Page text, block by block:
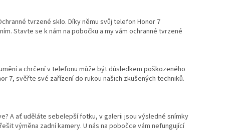
tvrzené sklo. Díky němu svůj telefon Honor 7
Stavte se k nám na pobočku a my vám ochranné tvrzené
a chrčení v telefonu může být důsledkem poškozeného
7, svěřte své zařízení do rukou našich zkušených techniků.
A ať uděláte sebelepší fotku, v galerii jsou výsledné snímky
výměna zadní kamery. U nás na pobočce vám nefungující